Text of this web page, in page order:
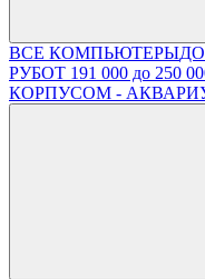
ВСЕ КОМПЬЮТЕРЫДО
РУБОТ 191 000 до 250
КОРПУСОМ -